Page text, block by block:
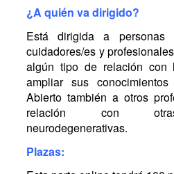
¿A quién va dirigido?
Está dirigida a personas
cuidadores/es y
algún tipo de relación
ampliar sus
Abierto también a otros
relación con otras
neurodegenerativas.
Plazas: